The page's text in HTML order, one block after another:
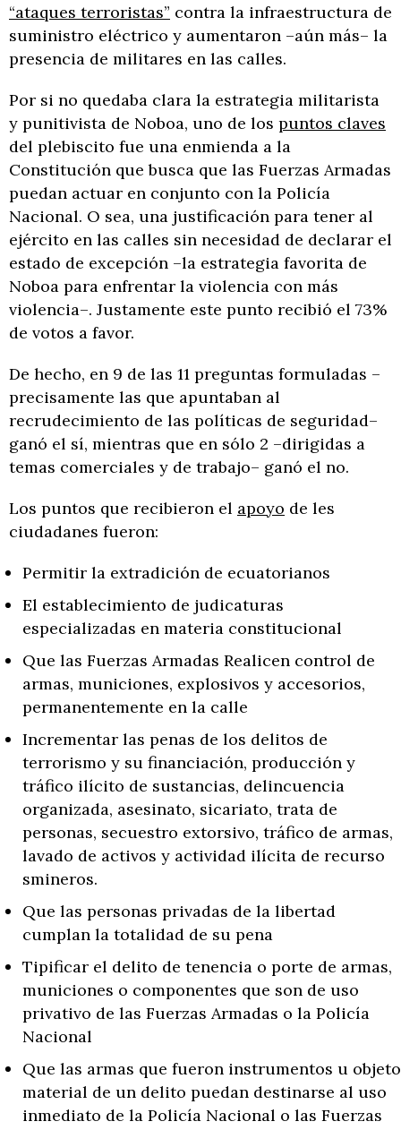
“ataques terroristas” contra la infraestructura de
suministro eléctrico y aumentaron –aún más– la
presencia de militares en las calles.
Por si no quedaba clara la estrategia militarista
y punitivista de Noboa, uno de los puntos claves
del plebiscito fue una enmienda a la
Constitución que busca que las Fuerzas Armadas
puedan actuar en conjunto con la Policía
Nacional. O sea, una justificación para tener al
ejército en las calles sin necesidad de declarar el
estado de excepción –la estrategia favorita de
Noboa para enfrentar la violencia con más
violencia–. Justamente este punto recibió el 73%
de votos a favor.
De hecho, en 9 de las 11 preguntas formuladas –
precisamente las que apuntaban al
recrudecimiento de las políticas de seguridad–
ganó el sí, mientras que en sólo 2 –dirigidas a
temas comerciales y de trabajo– ganó el no.
Los puntos que recibieron el apoyo de les
ciudadanes fueron:
Permitir la extradición de ecuatorianos
El establecimiento de judicaturas
especializadas en materia constitucional
Que las Fuerzas Armadas Realicen control de
armas, municiones, explosivos y accesorios,
permanentemente en la calle
Incrementar las penas de los delitos de
terrorismo y su financiación, producción y
tráfico ilícito de sustancias, delincuencia
organizada, asesinato, sicariato, trata de
personas, secuestro extorsivo, tráfico de armas,
lavado de activos y actividad ilícita de recurso
smineros.
Que las personas privadas de la libertad
cumplan la totalidad de su pena
Tipificar el delito de tenencia o porte de armas,
municiones o componentes que son de uso
privativo de las Fuerzas Armadas o la Policía
Nacional
Que las armas que fueron instrumentos u objeto
material de un delito puedan destinarse al uso
inmediato de la Policía Nacional o las Fuerzas